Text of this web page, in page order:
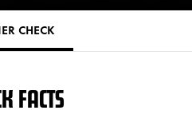
CHECK
FACTS